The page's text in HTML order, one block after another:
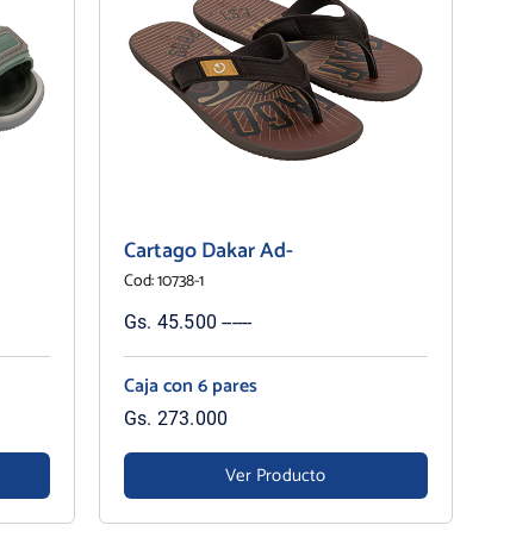
Cartago Dakar Ad-
Cod: 10738-1
Gs. 45.500 ------
Caja con 6 pares
Gs. 273.000
Ver Producto